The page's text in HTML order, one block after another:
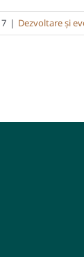
| Dezvoltare și